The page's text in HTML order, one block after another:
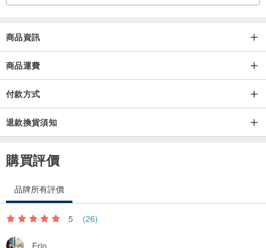
商品資訊
商品運費
付款方式
退款換貨須知
購買評價
品牌所有評價
5 (26)
Erin